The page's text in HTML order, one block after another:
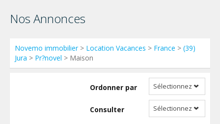
Nos Annonces
Novemo immobilier> Location Vacances > France > (39)
Jura > Pr?novel > Maison
Ordonner par Sélectionnez
Consulter Sélectionnez